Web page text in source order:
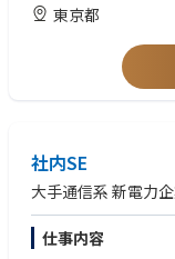
業務仕様・システム要
・業務フローを人・シ
・システム部門と連
・電力／通信／IT（
・市場連動型料金や制
・サービスを事業とし
・関係者と調整し、要
・整備途中のフェーズ
東京都
社内SE
大手通信系 新電力
仕事内容